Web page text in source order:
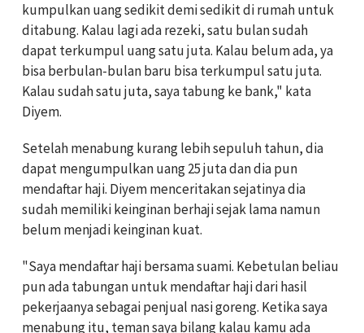
kumpulkan uang sedikit demi sedikit di rumah untuk
ditabung. Kalau lagi ada rezeki, satu bulan sudah
dapat terkumpul uang satu juta. Kalau belum ada, ya
bisa berbulan-bulan baru bisa terkumpul satu juta.
Kalau sudah satu juta, saya tabung ke bank," kata
Diyem.
Setelah menabung kurang lebih sepuluh tahun, dia
dapat mengumpulkan uang 25 juta dan dia pun
mendaftar haji. Diyem menceritakan sejatinya dia
sudah memiliki keinginan berhaji sejak lama namun
belum menjadi keinginan kuat.
"Saya mendaftar haji bersama suami. Kebetulan beliau
pun ada tabungan untuk mendaftar haji dari hasil
pekerjaanya sebagai penjual nasi goreng. Ketika saya
menabung itu, teman saya bilang kalau kamu ada